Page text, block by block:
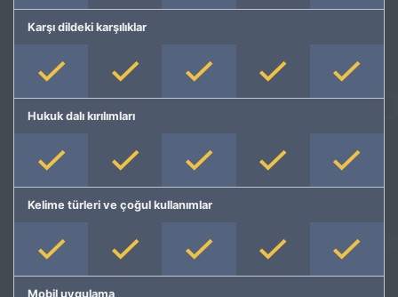
Karşı dildeki karşılıklar
Hukuk dalı kırılımları
Kelime türleri ve çoğul kullanımlar
Mobil uygulama